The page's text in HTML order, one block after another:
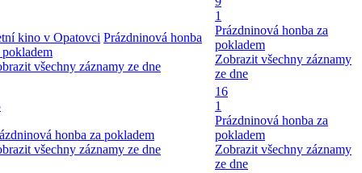
kino v Opatovci Prázdninová honba
pokladem
všechny záznamy ze dne
1
Prázdninová honba za
pokladem
Zobrazit všechny záznamy
ze dne
honba za pokladem
všechny záznamy ze dne
16
1
Prázdninová honba za
pokladem
Zobrazit všechny záznamy
ze dne